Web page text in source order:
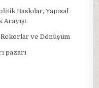
Baskılar, Yapısal
Arayışı
ve Dönüşüm
pazarı